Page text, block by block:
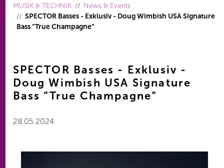
MUSIK & TECHNIK
News & Events
SPECTOR Basses - Exklusiv - Doug Wimbish USA Signature
Bass “True Champagne“
SPECTOR Basses - Exklusiv -
Doug Wimbish USA Signature
Bass “True Champagne“
28.05.2024